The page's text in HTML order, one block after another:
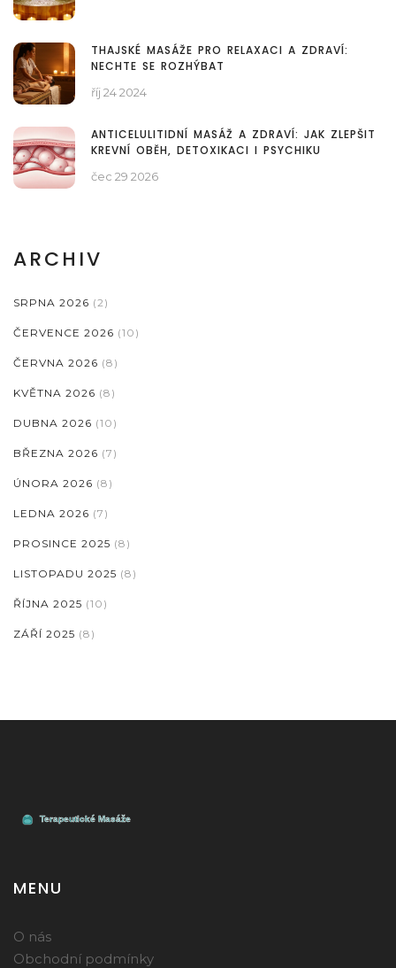
THAJSKÉ MASÁŽE PRO RELAXACI A ZDRAVÍ:
NECHTE SE ROZHÝBAT
říj 24 2024
ANTICELULITIDNÍ MASÁŽ A ZDRAVÍ: JAK ZLEPŠIT
KREVNÍ OBĚH, DETOXIKACI I PSYCHIKU
čec 29 2026
ARCHIV
SRPNA 2026 (2)
ČERVENCE 2026 (10)
ČERVNA 2026 (8)
KVĚTNA 2026 (8)
DUBNA 2026 (10)
BŘEZNA 2026 (7)
ÚNORA 2026 (8)
LEDNA 2026 (7)
PROSINCE 2025 (8)
LISTOPADU 2025 (8)
ŘÍJNA 2025 (10)
ZÁŘÍ 2025 (8)
MENU
O nás
Obchodní podmínky